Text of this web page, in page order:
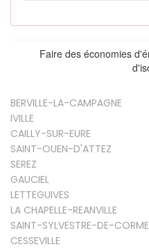
Faire des économies
BERVILLE-LA-CAMPAGNE
IVILLE
CAILLY-SUR-EURE
SAINT-OUEN-D'ATTEZ
SEREZ
GAUCIEL
LETTEGUIVES
LA CHAPELLE-REANVILLE
SAINT-SYLVESTRE-DE-
CESSEVILLE